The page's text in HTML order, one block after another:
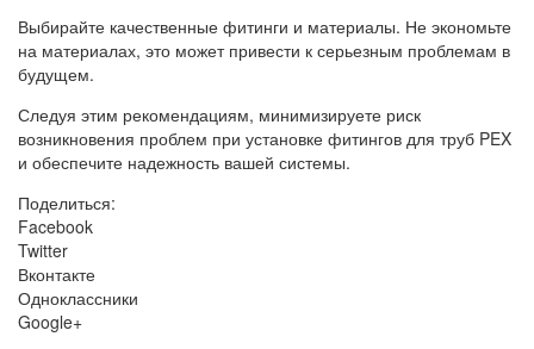
Выбирайте качественные фитинги и материалы. Не экономьте
на материалах, это может привести к серьезным проблемам в
будущем.
Следуя этим рекомендациям, минимизируете риск
возникновения проблем при установке фитингов для труб PEX
и обеспечите надежность вашей системы.
Поделиться:
Facebook
Twitter
Вконтакте
Одноклассники
Google+